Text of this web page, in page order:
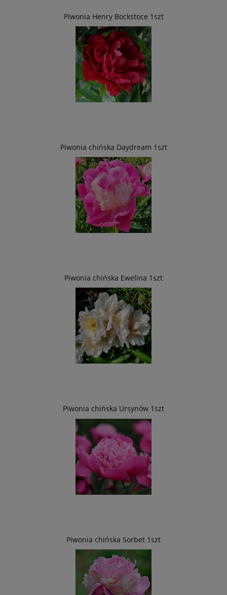
Piwonia Henry Bockstoce 1szt
Piwonia chińska Daydream 1szt
Piwonia chińska Ewelina 1szt
Piwonia chińska Ursynów 1szt
Piwonia chińska Sorbet 1szt